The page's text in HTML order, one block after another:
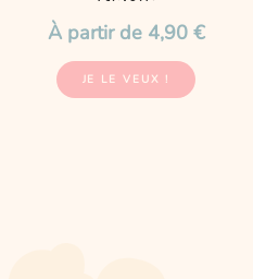
À partir de 4,90 €
JE LE VEUX !
la
page
du
produit